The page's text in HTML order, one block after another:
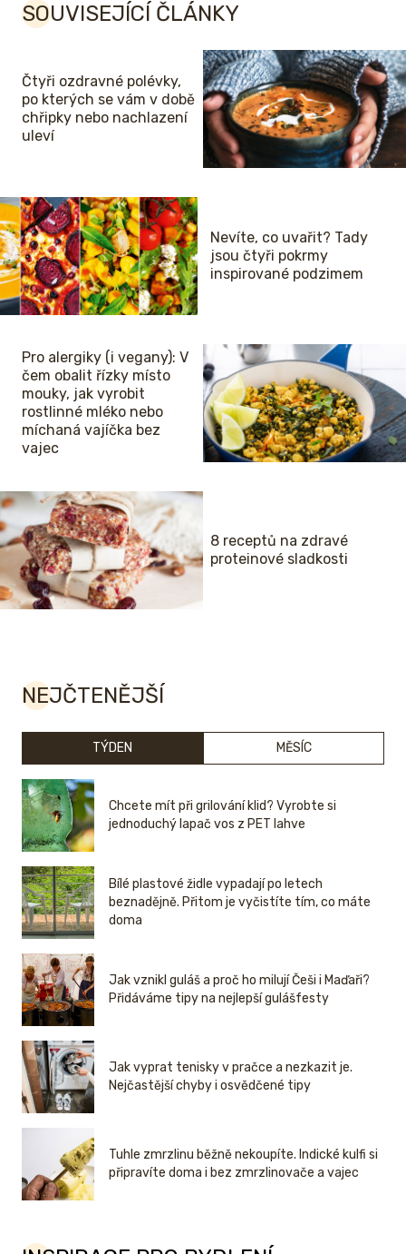
SOUVISEJÍCÍ ČLÁNKY
Čtyři ozdravné polévky,
po kterých se vám v době
chřipky nebo nachlazení
uleví
Nevíte, co uvařit? Tady
jsou čtyři pokrmy
inspirované podzimem
Pro alergiky (i vegany): V
čem obalit řízky místo
mouky, jak vyrobit
rostlinné mléko nebo
míchaná vajíčka bez
vajec
8 receptů na zdravé
proteinové sladkosti
NEJČTENĚJŠÍ
TÝDEN MĚSÍC
Chcete mít při grilování klid? Vyrobte si
jednoduchý lapač vos z PET lahve
Bílé plastové židle vypadají po letech
beznadějně. Přitom je vyčistíte tím, co máte
doma
Jak vznikl guláš a proč ho milují Češi i Maďaři?
Přidáváme tipy na nejlepší gulášfesty
Jak vyprat tenisky v pračce a nezkazit je.
Nejčastější chyby i osvědčené tipy
Tuhle zmrzlinu běžně nekoupíte. Indické kulfi si
připravíte doma i bez zmrzlinovače a vajec